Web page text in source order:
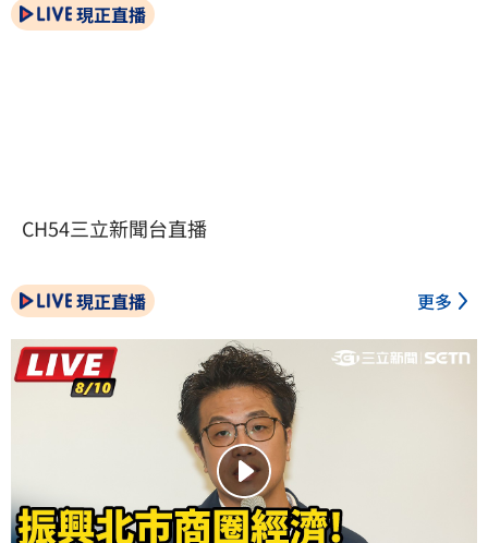
現正直播
CH54三立新聞台直播
現正直播 更多